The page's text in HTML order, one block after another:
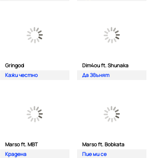
Gringod
Кажи честно
Dim4ou ft. Shunaka
Да Звънят
Marso ft. MBT
Крадена
Marso ft. Bobkata
Пие ми се